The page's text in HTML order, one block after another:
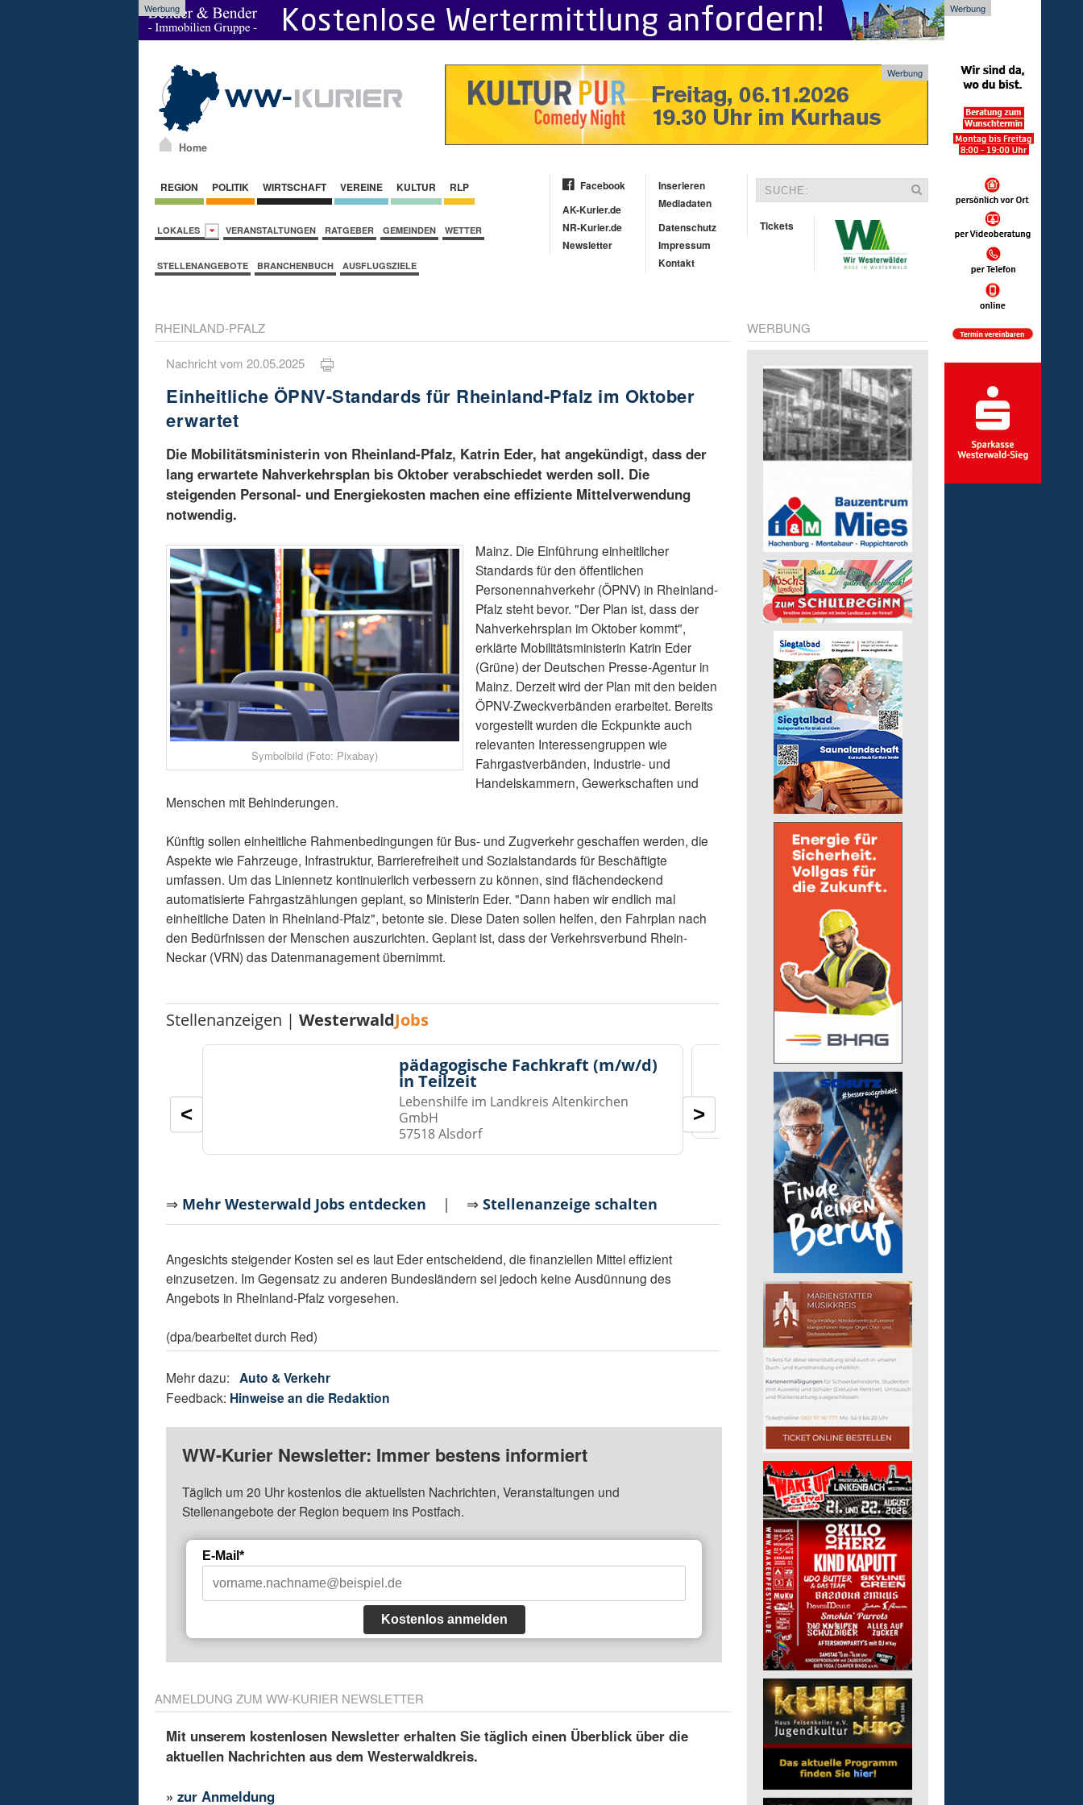
Werbung Werbung
Home
Werbung
REGION POLITIK WIRTSCHAFT VEREINE KULTUR RLP
LOKALES VERANSTALTUNGEN RATGEBER GEMEINDEN WETTER
STELLENANGEBOTE BRANCHENBUCH AUSFLUGSZIELE
Facebook
AK-Kurier.de
NR-Kurier.de
Newsletter
Inserieren
Mediadaten
Datenschutz
Impressum
Kontakt
Tickets
RHEINLAND-PFALZ
Nachricht vom 20.05.2025
Einheitliche ÖPNV-Standards für Rheinland-Pfalz im Oktober
erwartet
Die Mobilitätsministerin von Rheinland-Pfalz, Katrin Eder, hat angekündigt, dass der
lang erwartete Nahverkehrsplan bis Oktober verabschiedet werden soll. Die
steigenden Personal- und Energiekosten machen eine effiziente Mittelverwendung
notwendig.
Symbolbild (Foto: Pixabay)
Mainz. Die Einführung einheitlicher
Standards für den öffentlichen
Personennahverkehr (ÖPNV) in Rheinland-
Pfalz steht bevor. "Der Plan ist, dass der
Nahverkehrsplan im Oktober kommt",
erklärte Mobilitätsministerin Katrin Eder
(Grüne) der Deutschen Presse-Agentur in
Mainz. Derzeit wird der Plan mit den beiden
ÖPNV-Zweckverbänden erarbeitet. Bereits
vorgestellt wurden die Eckpunkte auch
relevanten Interessengruppen wie
Fahrgastverbänden, Industrie- und
Handelskammern, Gewerkschaften und
Menschen mit Behinderungen.
Künftig sollen einheitliche Rahmenbedingungen für Bus- und Zugverkehr geschaffen werden, die
Aspekte wie Fahrzeuge, Infrastruktur, Barrierefreiheit und Sozialstandards für Beschäftigte
umfassen. Um das Liniennetz kontinuierlich verbessern zu können, sind flächendeckend
automatisierte Fahrgastzählungen geplant, so Ministerin Eder. "Dann haben wir endlich mal
einheitliche Daten in Rheinland-Pfalz", betonte sie. Diese Daten sollen helfen, den Fahrplan nach
den Bedürfnissen der Menschen auszurichten. Geplant ist, dass der Verkehrsverbund Rhein-
Neckar (VRN) das Datenmanagement übernimmt.
Stellenanzeigen |WesterwaldJobs
pädagogische Fachkraft (m/w/d)
in Teilzeit
Lebenshilfe im Landkreis Altenkirchen
GmbH
57518 Alsdorf
Kita - Assistenz (m/w/d)
Lebenshilfe im Landkreis
GmbH
51598 Friesenhagen
< >
⇒ Mehr Westerwald Jobs entdecken | ⇒Stellenanzeige schalten
Angesichts steigender Kosten sei es laut Eder entscheidend, die finanziellen Mittel effizient
einzusetzen. Im Gegensatz zu anderen Bundesländern sei jedoch keine Ausdünnung des
Angebots in Rheinland-Pfalz vorgesehen.
(dpa/bearbeitet durch Red)
Mehr dazu:Auto & Verkehr
Feedback: Hinweise an die Redaktion
WW-Kurier Newsletter: Immer bestens informiert
Täglich um 20 Uhr kostenlos die aktuellsten Nachrichten, Veranstaltungen und
Stellenangebote der Region bequem ins Postfach.
E-Mail*
Kostenlos anmelden
ANMELDUNG ZUM WW-KURIER NEWSLETTER
Mit unserem kostenlosen Newsletter erhalten Sie täglich einen Überblick über die
aktuellen Nachrichten aus dem Westerwaldkreis.
»zur Anmeldung
WERBUNG